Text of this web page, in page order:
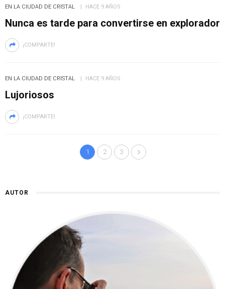
EN LA CIUDAD DE CRISTAL HACE 9 AÑOS
Nunca es tarde para convertirse en explorador
¡COMPARTE!
EN LA CIUDAD DE CRISTAL HACE 9 AÑOS
Lujoriosos
¡COMPARTE!
1 2 3
AUTOR